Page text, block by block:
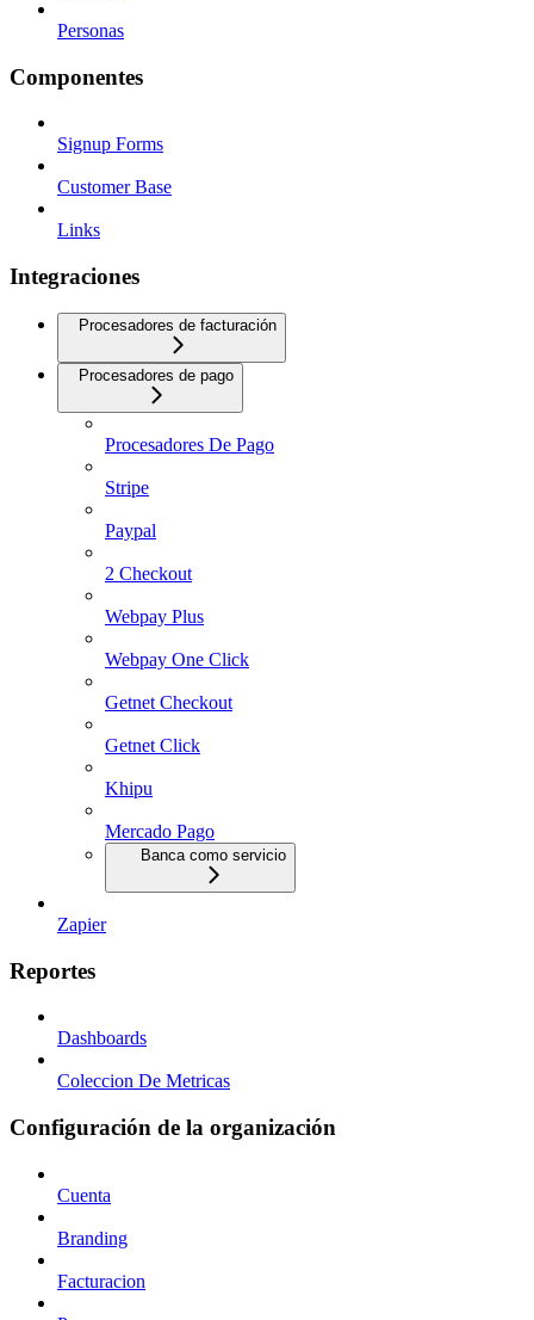
Personas
Componentes
Signup Forms
Customer Base
Links
Integraciones
Procesadores de facturación
Procesadores de pago
Procesadores De Pago
Stripe
Paypal
2 Checkout
Webpay Plus
Webpay One Click
Getnet Checkout
Getnet Click
Khipu
Mercado Pago
Banca como servicio
Zapier
Reportes
Dashboards
Coleccion De Metricas
Configuración de la organización
Cuenta
Branding
Facturacion